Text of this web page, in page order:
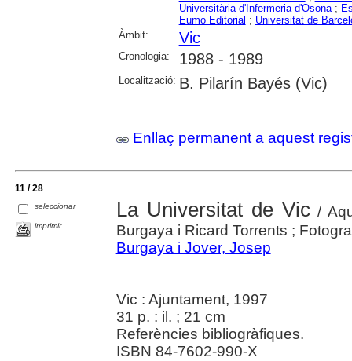
Universitària d'Infermeria d'Osona;
Eumo Editorial ; Universitat de
Àmbit:
Vic
Cronologia: 1988 - 1989
Localització: B. Pilarín Bayés (Vic)
Enllaç permanent a aquest
11 / 28
seleccionar
imprimir
La Universitat de Vic/
Burgaya i Ricard Torrents ;
Burgaya i Jover, Josep
Vic : Ajuntament, 1997
31 p. : il. ; 21 cm
Referències bibliogràfiques.
ISBN 84-7602-990-X